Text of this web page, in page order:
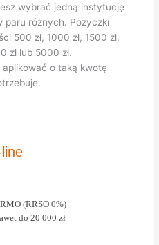
wybrać jedną instytucję
paru różnych. Pożyczki
500 zł, 1000 zł, 1500 zł,
zł lub 5000 zł.
o taką kwotę
(RRSO 0%)
do 20 000 zł